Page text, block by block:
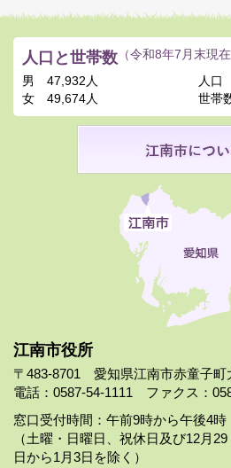
江南市役所
〒483-8701 愛知県江南市赤童子町
電話：0587-54-1111 ファクス：
窓口受付時間：午前9時から午後4時
（土曜・日曜日、祝休日及び12月29
日から1月3日を除く）
人口と世帯数 （令和8年7月末現在
男
47,932人
女
49,674人
人口
世帯